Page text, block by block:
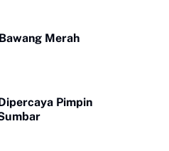
Merah
Pimpin